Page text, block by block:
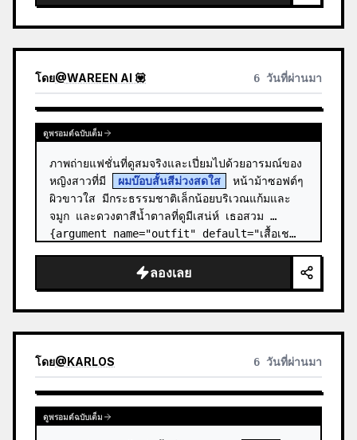
โดย@WAREEN AI 💟 6 วันที่ผ่านมา
ดูพรอมต์ฉบับเต็ม
ภาพถ่ายแฟชั่นที่ดูสมจริงและเปี่ยมไปด้วยอารมณ์ของ
หญิงสาวที่มี
ผมบ๊อบสั้นสีม่วงสดใส
หน้าม้าซอฟต์ๆ
ผิวขาวใส มีกระธรรมชาติเล็กน้อยบริเวณแก้มและ
จมูก และดวงตาสีน้ำตาลที่ดูมีเสน่ห์ เธอสวม
{argument name="outfit" default="เสื้อเช…
ลองเลย
โดย@KARLOS 6 วันที่ผ่านมา
ดูพรอมต์ฉบับเต็ม